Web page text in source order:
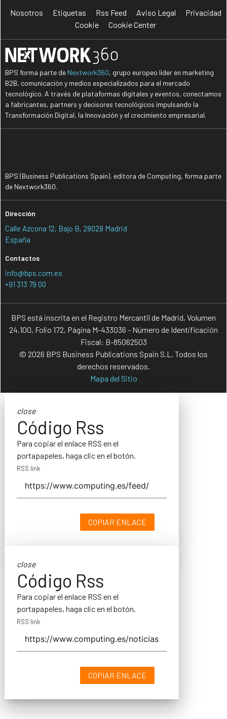
Nosotros Etiquetas Rss Feed Aviso Legal
Privacidad
Cookie
Cookie Center
BPS forma parte de Nextwork360, grupo europeo líder en marketing
B2B, comunicación y medios especializados para el mercado
tecnológico. A través de plataformas digitales y eventos, conectamos
a fabricantes, partners y decisores tecnológicos impulsando la
Transformación Digital, la Innovación y el crecimiento empresarial.
BPS (Business Publications Spain), editora de Computing, forma parte
de Nextwork360.
Dirección
Calle Azcona 12, Bajo B, 28028 Madrid
España
Contactos
info@bps.com.es
+91 313 79 00
BPS está inscrita en el Registro Mercantil de Madrid, Volumen
24.100, Folio 172, Página M-433036 - Número de Identificación
Fiscal: B-85062503
© 2026 BPS Business Publications Spain S.L. Todos los
derechos reservados.
Mapa del Sitio
close
Código Rss
Para copiar el enlace RSS en el
portapapeles, haga clic en el botón.
RSS link
COPIAR ENLACE
close
Código Rss
Para copiar el enlace RSS en el
portapapeles, haga clic en el botón.
RSS link
COPIAR ENLACE